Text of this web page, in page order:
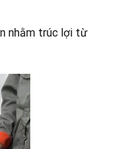
nhằm trúc lợi từ